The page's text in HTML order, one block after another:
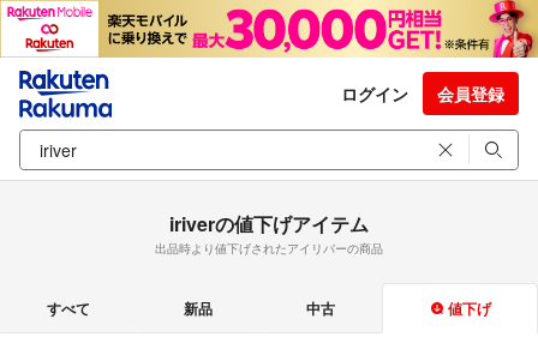
ログイン 会員登録
iriverの値下げアイテム
出品時より値下げされたアイリバーの商品
すべて 新品 中古 値下げ